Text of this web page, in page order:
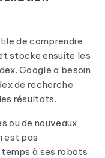
de comprendre
stocke ensuite les
Google a besoin
de recherche
résultats.
ou de nouveaux
est pas
à ses robots